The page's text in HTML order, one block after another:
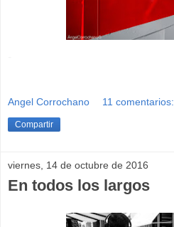
Angel Corrochano 11 comentarios:
Compartir
viernes, 14 de octubre de 2016
En todos los largos